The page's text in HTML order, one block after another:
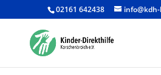
02161 642438